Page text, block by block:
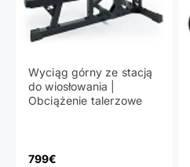
Wyciąg górny ze stacją
do wiosłowania |
Obciążenie talerzowe
Cena promocyjna
799€